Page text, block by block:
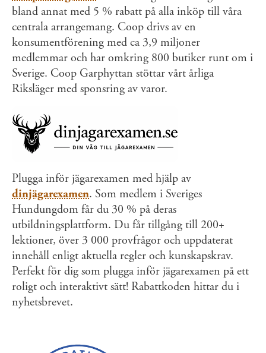
bland annat med 5 % rabatt på alla inköp till våra
centrala arrangemang. Coop drivs av en
konsumentförening med ca 3,9 miljoner
medlemmar och har omkring 800 butiker runt om i
Sverige. Coop Garphyttan stöttar vårt årliga
Riksläger med sponsring av varor.
Plugga inför jägarexamen med hjälp av
dinjägarexamen. Som medlem i Sveriges
Hundungdom får du 30 % på deras
utbildningsplattform. Du får tillgång till 200+
lektioner, över 3 000 provfrågor och uppdaterat
innehåll enligt aktuella regler och kunskapskrav.
Perfekt för dig som plugga inför jägarexamen på ett
roligt och interaktivt sätt! Rabattkoden hittar du i
nyhetsbrevet.